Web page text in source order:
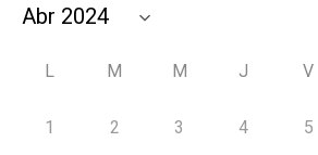
L M M J V
1 2 3 4 5